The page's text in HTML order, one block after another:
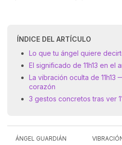
ÍNDICE DEL ARTÍCULO
Lo que tu ángel quiere
El significado de 11h13 en el
La vibración oculta de 11h13
corazón
3 gestos concretos tras ver
ÁNGEL GUARDIÁN